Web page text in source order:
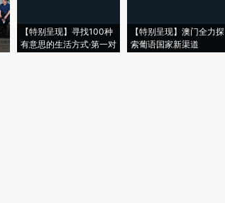
【特别呈现】寻找100种
有意思的生活方式·第一对
【特别呈现】澳门全力探
索葡语国家新渠道